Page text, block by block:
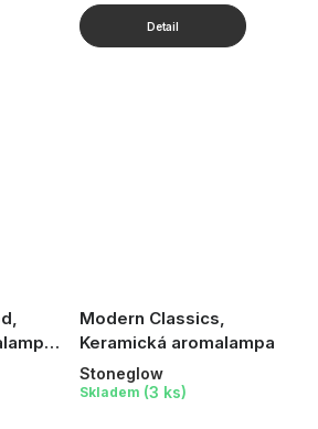
Modern Classics,
Keramická aromalampa
Stoneglow
Skladem (3 ks)